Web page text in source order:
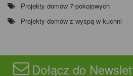
Projekty domów 7-pokojowych
Projekty domów z wyspą w kuchni
Dołącz do